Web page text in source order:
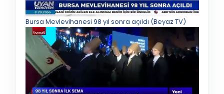
Bursa Mevlevihanesi 98 yıl sonra açıldı (Beyaz TV)